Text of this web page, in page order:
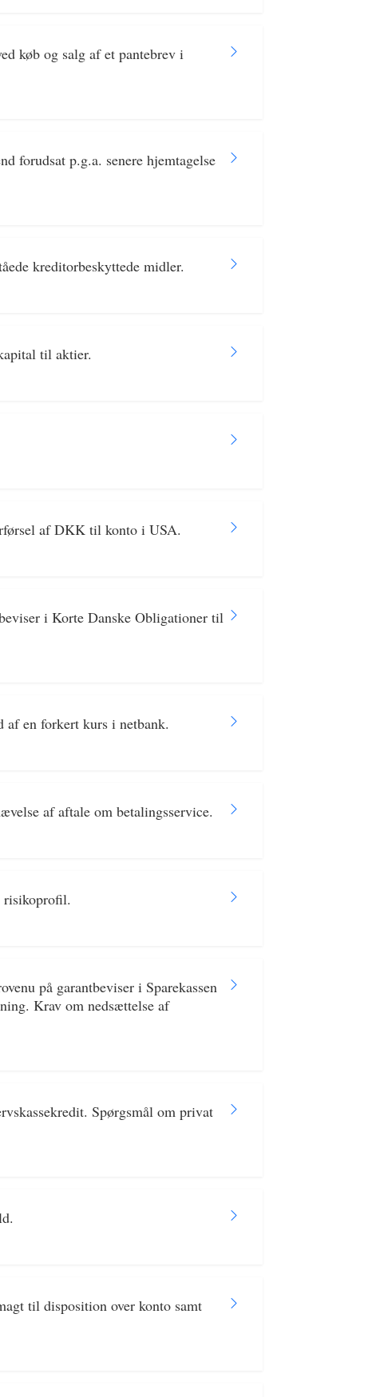
køb og salg af et pantebrev i
forudsat p.g.a. senere hjemtagelse
kreditorbeskyttede midler.
til aktier.
af DKK til konto i USA.
i Korte Danske Obligationer til
en forkert kurs i netbank.
af aftale om betalingsservice.
risikoprofil.
på garantbeviser i Sparekassen
Krav om nedsættelse af
Spørgsmål om privat
til disposition over konto samt